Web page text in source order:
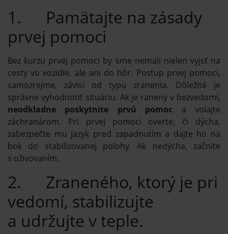
1. Pamätajte na zásady
prvej pomoci
Bez kurzu prvej pomoci by sme nemali nielen vyjsť na
cesty vo vozidle, ale ani do hôr. Postup prvej pomoci,
samozrejme, závisí od typu zranenia. Dôležité je
správne vyhodnotiť situáciu. Ak je ranený v bezvedomí,
neodkladne poskytnite prvú pomoc a volajte
záchranárom. Pri prvej pomoci overte, či dýcha,
zabezpečte mu jazyk pred zapadnutím a dajte ho na
bok do stabilizovanej polohy. Ak nedýcha, začnite
s oživovaním.
2. Zraneného, ktorý je pri
vedomí, stabilizujte
a udržujte v teple.